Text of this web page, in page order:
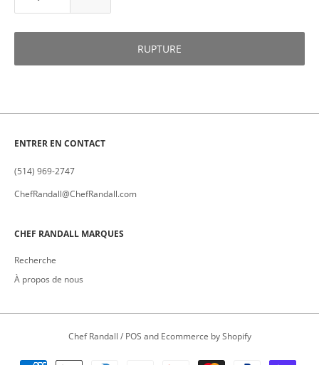
RUPTURE
ENTRER EN CONTACT
(514) 969-2747
ChefRandall@ChefRandall.com
CHEF RANDALL MARQUES
Recherche
À propos de nous
Chef Randall / POS and Ecommerce by Shopify